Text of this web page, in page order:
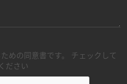
めの同意書です。 チェックして
ください